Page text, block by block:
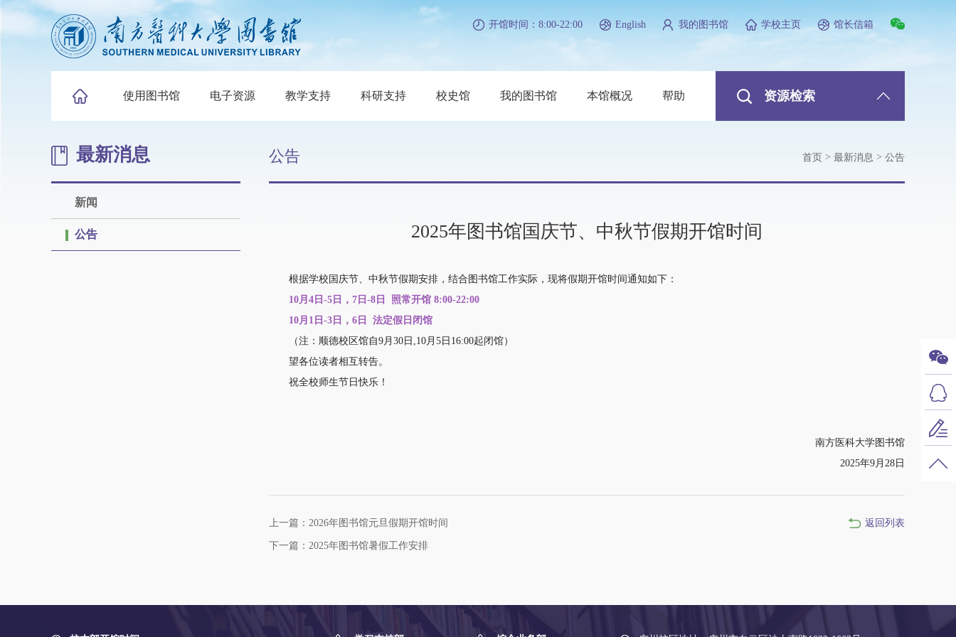
开馆时间：8:00-22:00 English 我的图书馆 学校主页 馆长信箱
资源检索
使用图书馆 电子资源 教学支持 科研支持 校史馆 我的图书馆 本馆概况 帮助
最新消息
新闻
公告
公告 首页 > 最新消息 > 公告
2025年图书馆国庆节、中秋节假期开馆时间
根据学校国庆节、中秋节假期安排，结合图书馆工作实际，现将假期开馆时间通知如下：
10月4日-5日，7日-8日
照常开馆 8:00-22:00
10月1日-3日，6日
法定假日闭馆
（注：顺德校区馆自9月30日,10月5日16:00起闭馆）
望各位读者相互转告。
祝全校师生节日快乐！
南方医科大学图书馆
2025年9月28日
上一篇：2026年图书馆元旦假期开馆时间
下一篇：2025年图书馆暑假工作安排
返回列表